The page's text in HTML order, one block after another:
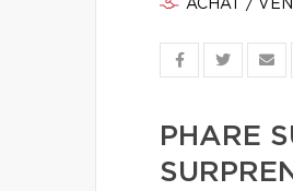
ACHAT /
PHARE